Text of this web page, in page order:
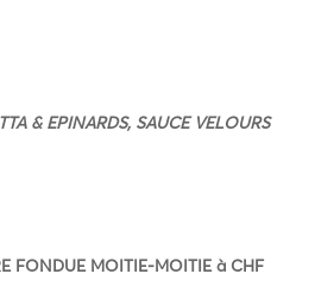
& EPINARDS, SAUCE VELOURS
FONDUE MOITIE-MOITIE à CHF